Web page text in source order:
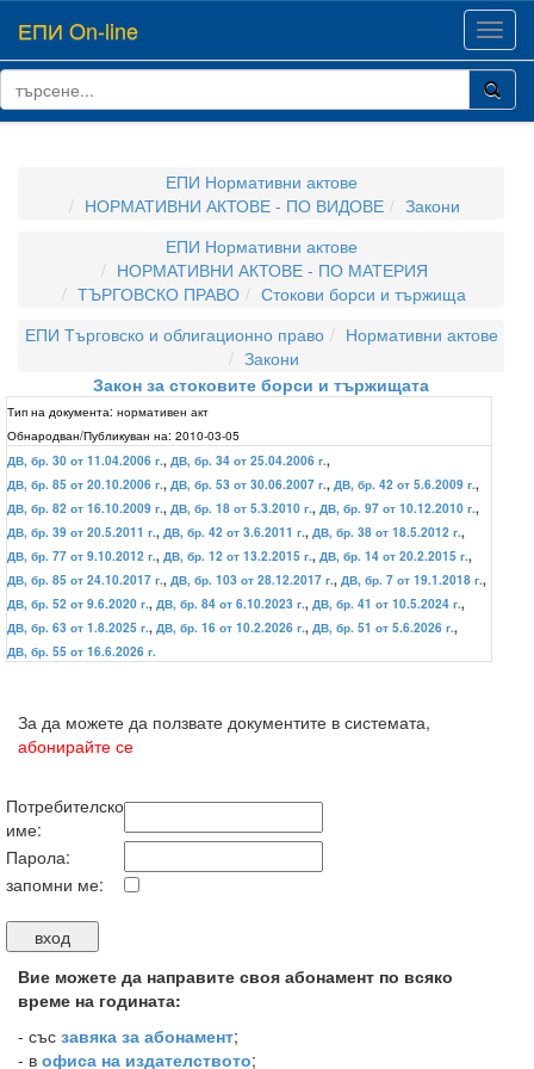
ЕПИ On-line
ЕПИ Нормативни актове
НОРМАТИВНИ АКТОВЕ - ПО ВИДОВЕ
Закони
ЕПИ Нормативни актове
НОРМАТИВНИ АКТОВЕ - ПО МАТЕРИЯ
ТЪРГОВСКО ПРАВО
Стокови борси и тържища
ЕПИ Търговско и облигационно право
Нормативни актове
Закони
Закон за стоковите борси и тържищата
Тип на документа: нормативен акт
Обнародван/Публикуван на: 2010-03-05
ДВ, бр. 30 от 11.04.2006 г., ДВ, бр. 34 от 25.04.2006 г.,
ДВ, бр. 85 от 20.10.2006 г., ДВ, бр. 53 от 30.06.2007 г., ДВ, бр. 42 от 5.6.2009 г.,
ДВ, бр. 82 от 16.10.2009 г., ДВ, бр. 18 от 5.3.2010 г., ДВ, бр. 97 от 10.12.2010 г.,
ДВ, бр. 39 от 20.5.2011 г., ДВ, бр. 42 от 3.6.2011 г., ДВ, бр. 38 от 18.5.2012 г.,
ДВ, бр. 77 от 9.10.2012 г., ДВ, бр. 12 от 13.2.2015 г., ДВ, бр. 14 от 20.2.2015 г.,
ДВ, бр. 85 от 24.10.2017 г., ДВ, бр. 103 от 28.12.2017 г., ДВ, бр. 7 от 19.1.2018 г.,
ДВ, бр. 52 от 9.6.2020 г., ДВ, бр. 84 от 6.10.2023 г., ДВ, бр. 41 от 10.5.2024 г.,
ДВ, бр. 63 от 1.8.2025 г., ДВ, бр. 16 от 10.2.2026 г., ДВ, бр. 51 от 5.6.2026 г.,
ДВ, бр. 55 от 16.6.2026 г.
За да можете да ползвате документите в системата,
абонирайте се
Потребителско
име:
Парола:
запомни ме:
Вие можете да направите своя абонамент по всяко
време на годината:
- със завяка за абонамент;
- в офиса на издателството;